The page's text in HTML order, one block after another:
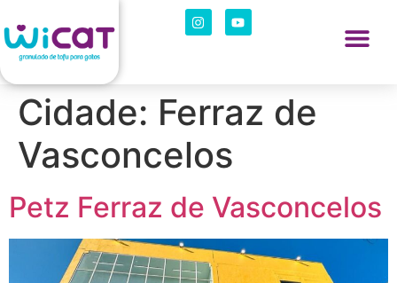
Cidade: Ferraz de
Vasconcelos
Petz Ferraz de Vasconcelos